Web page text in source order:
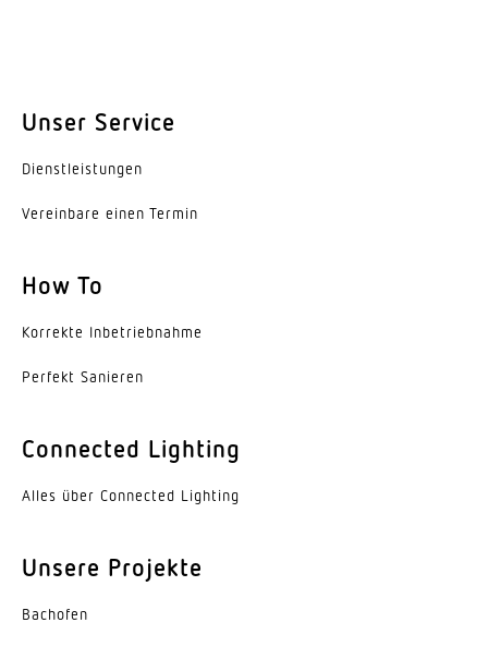
Unser Service
Dienst­leis­tungen
Vereinbare einen Termin
How To
Korrekte Inbe­trieb­nahme
Perfekt Sanieren
Connected Lighting
Alles über Connected Lighting
Unsere Projekte
Bachofen